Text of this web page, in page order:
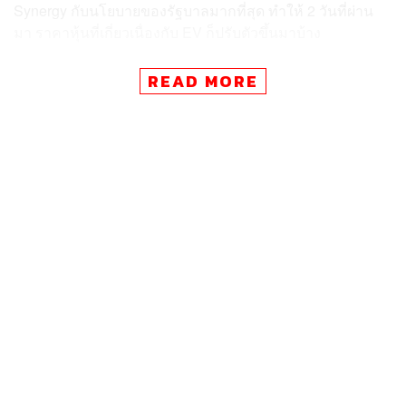
“อย่างไรก็ตาม ภาพรวมอาจเป็นแค่ Sentiment ระยะสั้น
เพราะต้องรอดูนโยบายหลักหลังจากนี้อีกที รวมทั้งแนวโน้ม
READ MORE